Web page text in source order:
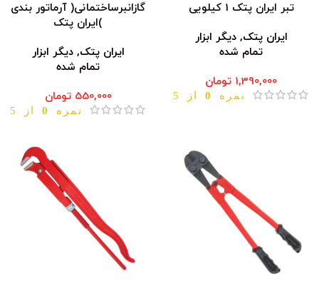
تبر ایران پتک 1 کیلویی
ایران پتک,دیگر ابزار
تمام شده
1,390,000 تومان
نمره 0 از 5
گازانبرساختمانی( آرماتور بندی
)ایران پتک
ایران پتک,دیگر ابزار
تمام شده
550,000 تومان
نمره 0 از 5